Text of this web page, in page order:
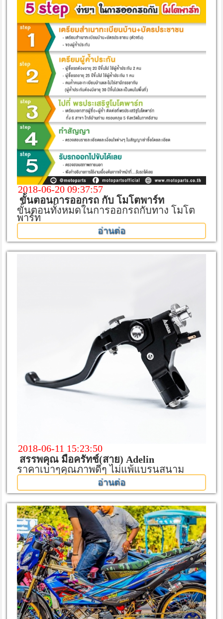
2018-06-20 09:37:57
ขั้นตอนการออกรถ กับ โมโตพาร์ท
ขั้นตอนทั้งหมดในการออกรถกับทาง โมโต
พาร์ท
อ่านต่อ
2018-06-11 15:23:50
สรรพคุณ มือครัทช์(สาย) Adelin
ราคาเบาๆคุณภาพดีๆ ไม่แพ้แบรนสนาม
อ่านต่อ